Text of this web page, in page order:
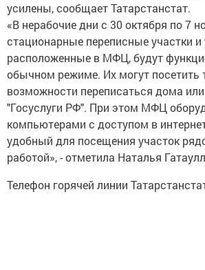
усилены, сообщает Татарстанстат.
«В нерабочие дни с 30 октября по 7
стационарные переписные участки и
расположенные в МФЦ, будут
обычном режиме. Их могут посетить
возможности переписаться дома
"Госуслуги РФ". При этом МФЦ
компьютерами с доступом в
удобный для посещения участок
работой», - отметила Наталья
Телефон горячей линии